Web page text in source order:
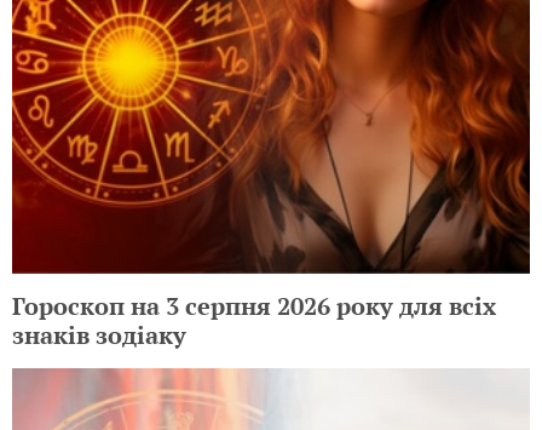
Гороскоп на 3 серпня 2026 року для всіх
знаків зодіаку